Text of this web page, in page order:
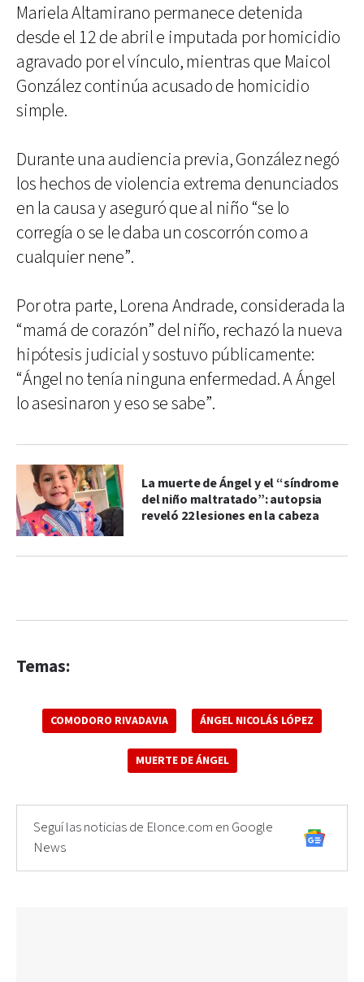
Mariela Altamirano permanece detenida
desde el 12 de abril e imputada por homicidio
agravado por el vínculo, mientras que Maicol
González continúa acusado de homicidio
simple.
Durante una audiencia previa, González negó
los hechos de violencia extrema denunciados
en la causa y aseguró que al niño “se lo
corregía o se le daba un coscorrón como a
cualquier nene”.
Por otra parte, Lorena Andrade, considerada la
“mamá de corazón” del niño, rechazó la nueva
hipótesis judicial y sostuvo públicamente:
“Ángel no tenía ninguna enfermedad. A Ángel
lo asesinaron y eso se sabe”.
La muerte de Ángel y el “síndrome
del niño maltratado”: autopsia
reveló 22 lesiones en la cabeza
Temas:
COMODORO RIVADAVIA ÁNGEL NICOLÁS LÓPEZ
MUERTE DE ÁNGEL
Seguí las noticias de Elonce.com en Google
News